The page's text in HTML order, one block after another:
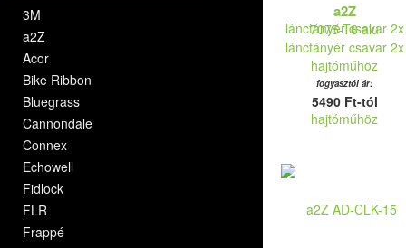
3M
a2Z
Acor
Bike Ribbon
Bluegrass
Cannondale
Connex
Echowell
Fidlock
FLR
Frappé
a2Z
7075-T6 alu
lánctányér csavar 2x
hajtóműhöz
fogyasztói ár:
5490 Ft-tól